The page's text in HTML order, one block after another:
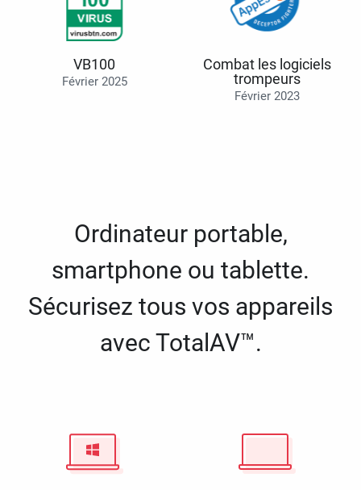
VB100
Février 2025
Combat les logiciels
trompeurs
Février 2023
Ordinateur portable,
smartphone ou tablette.
Sécurisez tous vos appareils
avec TotalAV™.